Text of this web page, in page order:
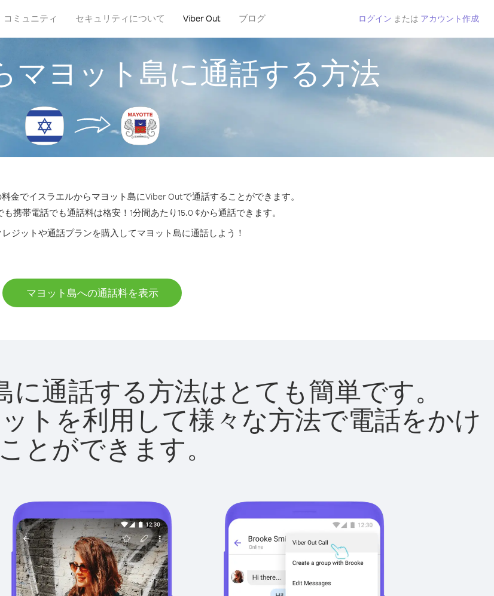
コミュニティ セキュリティについて Viber Out ブログ ログイン または アカウント作成
マヨット島に通話する方法
金でイスラエルからマヨット島にViber Outで通話することができます。
携帯電話でも通話料は格安！1分間あたり15.0 ¢から通話できます。
ジットや通話プランを購入してマヨット島に通話しよう！
マヨット島への通話料を表示
通話する方法はとても簡単です。
トを利用して様々な方法で電話をかけ
とができます。